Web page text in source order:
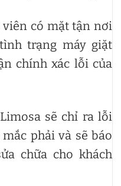
viên có mặt tận nơi
trạng máy giặt
chính xác lỗi của
sẽ chỉ ra lỗi
phải và sẽ báo
chữa cho khách